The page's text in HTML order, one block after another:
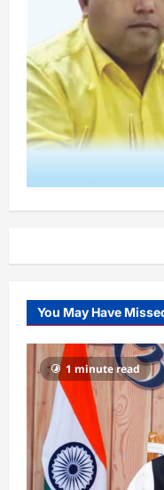
You May Have
1 minute read